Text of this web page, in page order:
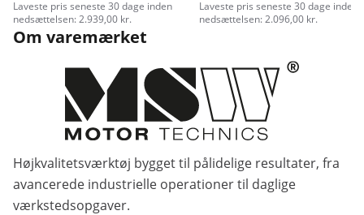
Laveste pris seneste 30 dage inden
nedsættelsen: 2.939,00 kr.
Laveste pris seneste 30 dage inden
nedsættelsen: 2.096,00 kr.
Om varemærket
Højkvalitetsværktøj bygget til pålidelige resultater, fra
avancerede industrielle operationer til daglige
værkstedsopgaver.